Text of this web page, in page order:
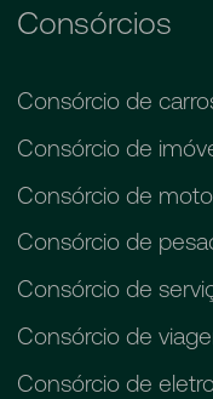
Consórcios
Consórcio de
Consórcio de
Consórcio de
Consórcio de
Consórcio de
Consórcio de
Consórcio de